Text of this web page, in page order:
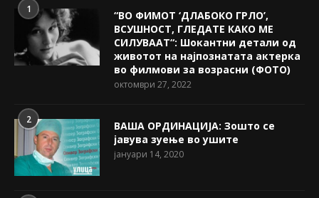
1
“ВО ФИМОТ ‘ДЛАБОКО ГРЛО’,
ВСУШНОСТ, ГЛЕДАТЕ КАКО МЕ
СИЛУВААТ“: Шокантни детали од
животот на најпознатата актерка
во филмови за возрасни (ФОТО)
октомври 27, 2022
2
ВАША ОРДИНАЦИЈА: Зошто се
јавува зуење во ушите
јануари 14, 2020